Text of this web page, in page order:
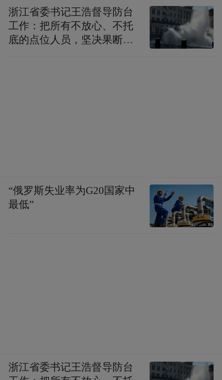
浙江省委书记王浩督导防台
工作：把所有不放心、不托
底的点位人员，坚决果断转
“俄罗斯失业率为G20国家中
最低”
浙江省委书记王浩督导防台